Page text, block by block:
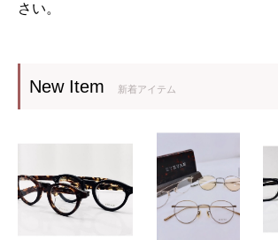
さい。
New Item 新着アイテム